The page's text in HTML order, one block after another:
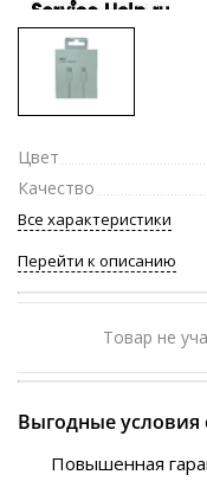
Цвет
Качество
Все характеристики
Перейти к описанию
Товар не
Выгодные условия
Повышенная